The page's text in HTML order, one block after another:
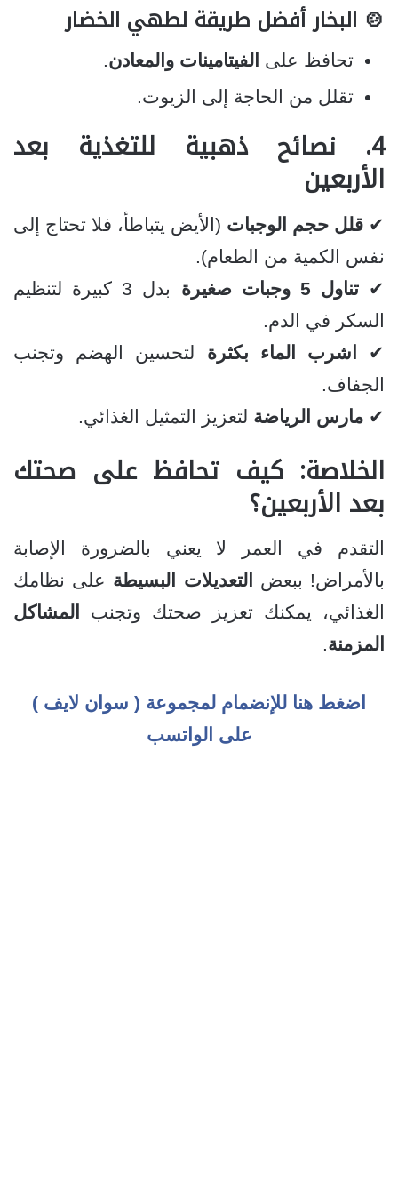
🍲 البخار أفضل طريقة لطهي الخضار
تحافظ على الفيتامينات والمعادن.
تقلل من الحاجة إلى الزيوت.
4. نصائح ذهبية للتغذية بعد
الأربعين
✔ قلل حجم الوجبات (الأيض يتباطأ، فلا تحتاج إلى
نفس الكمية من الطعام).
✔تناول 5 وجبات صغيرة
بدل 3 كبيرة لتنظيم
السكر في الدم.
✔ اشرب الماء بكثرة لتحسين الهضم وتجنب
الجفاف.
✔ مارس الرياضة لتعزيز التمثيل الغذائي.
الخلاصة: كيف تحافظ على صحتك
بعد الأربعين؟
التقدم في العمر لا يعني بالضرورة الإصابة
بالأمراض! ببعض
التعديلات البسيطة على نظامك
الغذائي، يمكنك تعزيز صحتك وتجنب
المشاكل
المزمنة.
اضغط هنا للإنضمام لمجموعة ( سوان لايف )
على الواتسب